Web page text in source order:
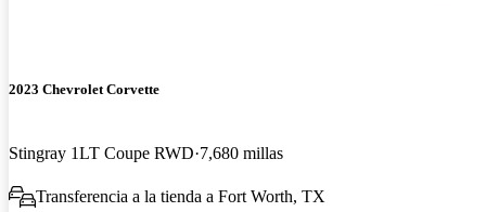
2023 Chevrolet Corvette
Stingray 1LT Coupe RWD 7,680 millas
Transferencia a la tienda a Fort Worth, TX